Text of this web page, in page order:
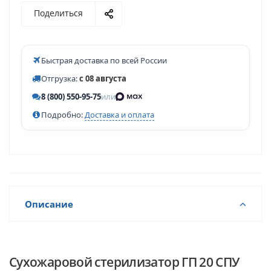
Поделиться
Быстрая доставка по всей России
Отгрузка:с 08 августа
8 (800) 550-95-75или
Подробно:Доставка и оплата
Описание
Сухожаровой стерилизатор ГП 20 СПУ